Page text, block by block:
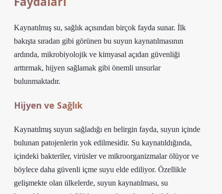
Kaynatılmış su, sağlık açısından birçok fayda sunar. İlk
bakışta sıradan gibi görünen bu suyun kaynatılmasının
ardında, mikrobiyolojik ve kimyasal açıdan güvenliği
arttırmak, hijyen sağlamak gibi önemli unsurlar
bulunmaktadır.
Hijyen ve Sağlık
Kaynatılmış suyun sağladığı en belirgin fayda, suyun içinde
bulunan patojenlerin yok edilmesidir. Su kaynatıldığında,
içindeki bakteriler, virüsler ve mikroorganizmalar ölüyor ve
böylece daha güvenli içme suyu elde ediliyor. Özellikle
gelişmekte olan ülkelerde, suyun kaynatılması, su